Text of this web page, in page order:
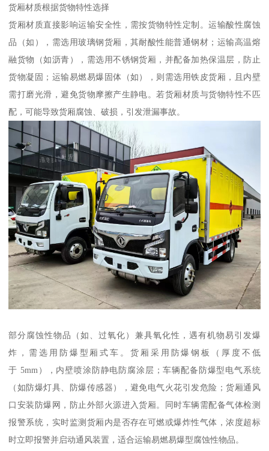
货厢材质根据货物特性选择​
货厢材质直接影响运输安全性，需按货物特性定制。运输酸性腐蚀
品（如），需选用玻璃钢货厢，其耐酸性能普通钢材；运输高温熔
融货物（如沥青），需选用不锈钢货厢，并配备加热保温层，防止
货物凝固；运输易燃易爆固体（如），则需选用铁皮货厢，且内壁
需打磨光滑，避免货物摩擦产生静电。若货厢材质与货物特性不匹
配，可能导致货厢腐蚀、破损，引发泄漏事故。​
部分腐蚀性物品（如、过氧化）兼具氧化性，遇有机物易引发爆
炸，需选用防爆型厢式车。货厢采用防爆钢板（厚度不低
于 5mm），内壁喷涂防静电防腐涂层；车辆配备防爆型电气系统
（如防爆灯具、防爆传感器），避免电气火花引发危险；货厢通风
口安装防爆网，防止外部火源进入货厢。同时车辆需配备气体检测
报警系统，实时监测货厢内是否存在可燃或爆炸性气体，浓度超标
时立即报警并启动通风装置，适合运输易燃易爆型腐蚀性物品。​